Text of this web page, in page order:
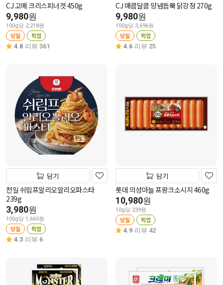
CJ 고메 크리스피너겟 450g
9,980원
100g당 2,218원
당일 픽업
4.8 리뷰 361
CJ 매콤달콤 양념듬뿍 닭강정 270g
9,980원
100g당 3,696원
당일 픽업
4.6 리뷰 25
담기
천일 쉬림프알리오알리오파스타
239g
3,980원
100g당 1,665원
당일 픽업
4.3 리뷰 6
담기
롯데 의성마늘 프랑크소시지 460g
10,980원
10g당 239원
당일 픽업
4.9 리뷰 42